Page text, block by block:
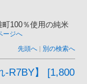
100％使用の純米
ージへ
先頭へ | 別の検索へ
-R7BY】 [1,800